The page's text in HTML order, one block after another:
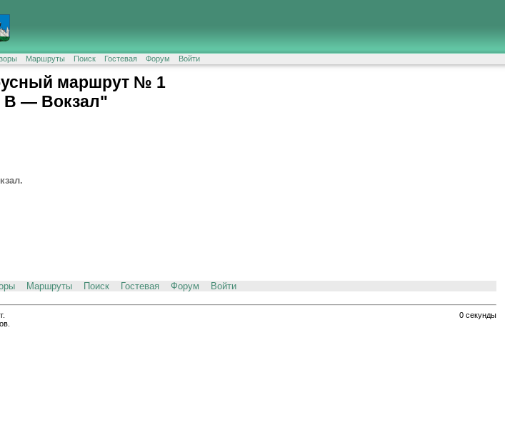
Маршруты Поиск Гостевая Форум Войти
маршрут № 1
В — Вокзал"
Маршруты Поиск Гостевая Форум Войти
0 секунды